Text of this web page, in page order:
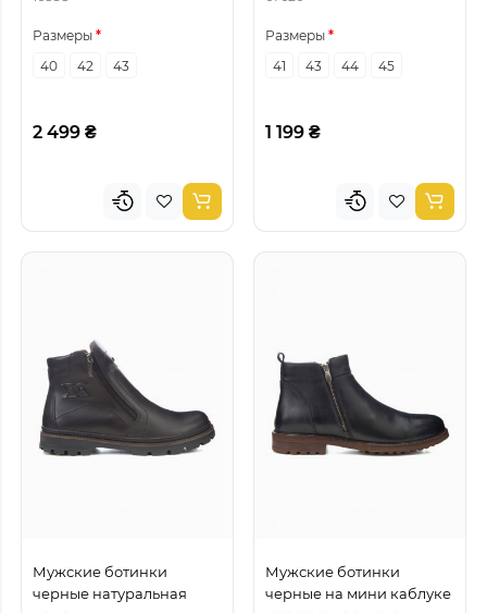
Размеры
40
42 43
2 499 ₴
Размеры
41
43 44 45
1 199 ₴
Мужские ботинки
черные натуральная
Мужские ботинки
черные на мини каблуке